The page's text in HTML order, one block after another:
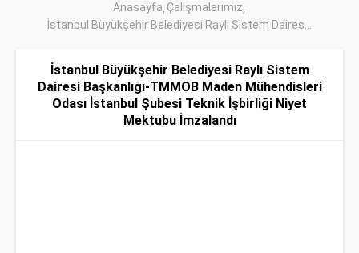
Anasayfa Çalışmalarımız
İstanbul Büyükşehir Belediyesi Raylı Sistem Daires...
İstanbul Büyükşehir Belediyesi Raylı Sistem
Dairesi Başkanlığı-TMMOB Maden Mühendisleri
Odası İstanbul Şubesi Teknik İşbirliği Niyet
Mektubu İmzalandı